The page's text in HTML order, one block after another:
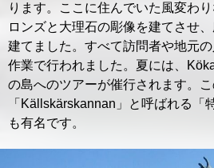
ります。ここに住んでいた風変わ
ロンズと大理石の彫像を建てさせ
建てました。すべて訪問者や地元
作業で行われました。夏には、
の島へのツアーが催行されます。こ
「Källskärskannan」と呼ばれる「
も有名です。